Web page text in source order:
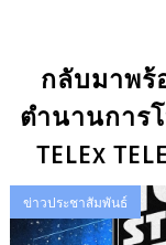
กลับมาพร้
ตำนานการโ
TELEx
ข่าวประชาสัมพันธ์